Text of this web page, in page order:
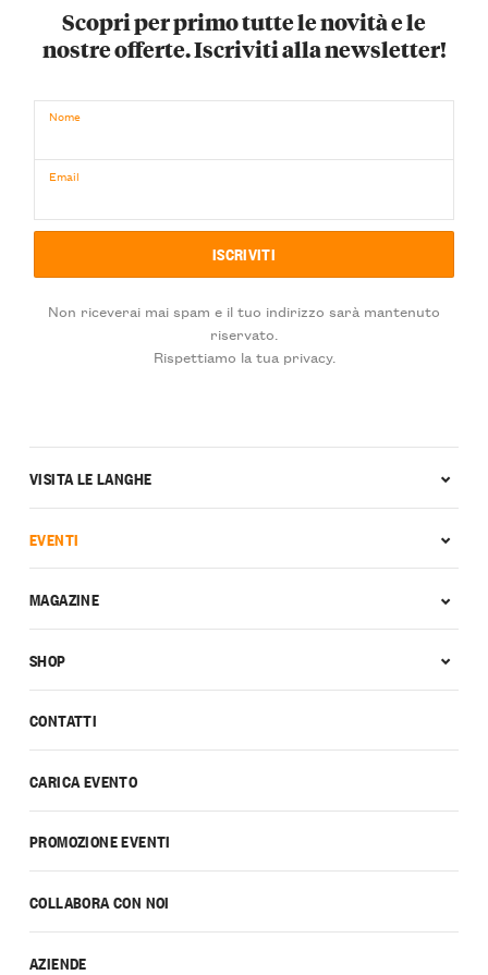
Scopri per primo tutte le novità e le
nostre offerte. Iscriviti alla newsletter!
Nome
Email
Non riceverai mai spam e il tuo indirizzo sarà mantenuto
riservato.
Rispettiamo la tua privacy.
CONTATTI
CARICA EVENTO
PROMOZIONE EVENTI
COLLABORA CON NOI
AZIENDE
VISITA LE LANGHE
EVENTI
MAGAZINE
SHOP